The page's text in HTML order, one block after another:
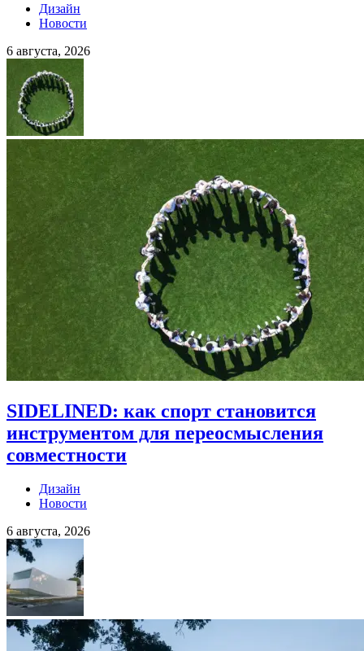
Дизайн
Новости
6 августа, 2026
SIDELINED: как спорт становится
инструментом для переосмысления
совместности
Дизайн
Новости
6 августа, 2026